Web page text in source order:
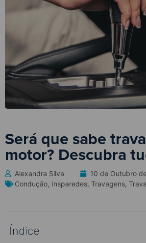
Será que sabe
motor? Descubra
Alexandra Silva
10 de Outubro
Condução, Insparedes, Travagens,
Índice